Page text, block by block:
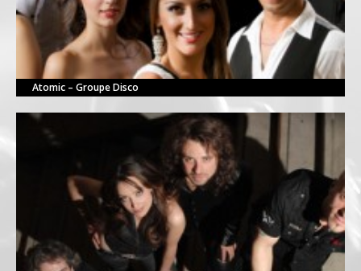
Atomic – Groupe Disco